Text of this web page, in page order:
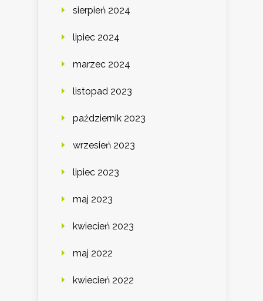
sierpień 2024
lipiec 2024
marzec 2024
listopad 2023
październik 2023
wrzesień 2023
lipiec 2023
maj 2023
kwiecień 2023
maj 2022
kwiecień 2022